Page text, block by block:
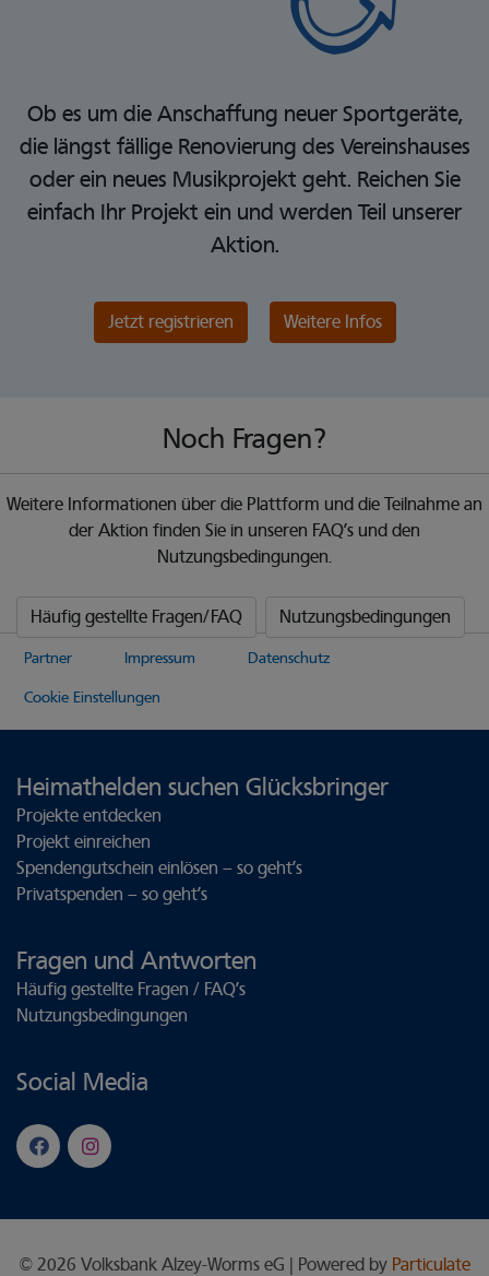
Ob es um die Anschaffung neuer Sportgeräte,
die längst fällige Renovierung des Vereinshauses
oder ein neues Musikprojekt geht. Reichen Sie
einfach Ihr Projekt ein und werden Teil unserer
Aktion.
Jetzt registrieren Weitere Infos
Noch Fragen?
Weitere Informationen über die Plattform und die Teilnahme an
der Aktion finden Sie in unseren FAQ’s und den
Nutzungsbedingungen.
Häufig gestellte Fragen/FAQ Nutzungsbedingungen
Partner Impressum Datenschutz
Cookie Einstellungen
Heimathelden suchen Glücksbringer
Projekte entdecken
Projekt einreichen
Spendengutschein einlösen – so geht’s
Privatspenden – so geht’s
Fragen und Antworten
Häufig gestellte Fragen / FAQ’s
Nutzungsbedingungen
Social Media
© 2026 Volksbank Alzey-Worms eG | Powered by Particulate